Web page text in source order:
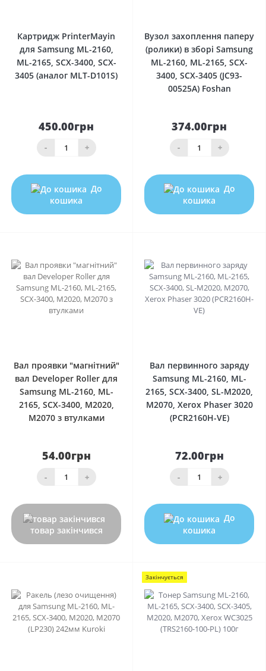
Картридж PrinterMayin
для Samsung ML-2160,
ML-2165, SCX-3400, SCX-
3405 (аналог MLT-D101S)
450.00грн
- +
До
кошика
Вузол захоплення паперу
(ролики) в зборі Samsung
ML-2160, ML-2165, SCX-
3400, SCX-3405 (JC93-
00525A) Foshan
374.00грн
- +
До
кошика
Вал проявки "магнітний"
вал Developer Roller для
Samsung ML-2160, ML-
2165, SCX-3400, M2020,
M2070 з втулками
54.00грн
- +
товар закінчився
Вал первинного заряду
Samsung ML-2160, ML-
2165, SCX-3400, SL-M2020,
M2070, Xerox Phaser 3020
(PCR2160H-VE)
72.00грн
- +
До
кошика
Закінчується